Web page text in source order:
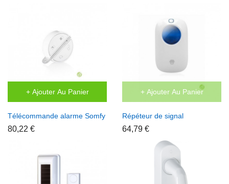
+ Ajouter Au Panier
Télécommande alarme Somfy
80,22 €
+ Ajouter Au Panier
Répéteur de signal
64,79 €